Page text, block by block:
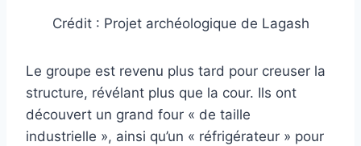
Crédit : Projet archéologique de Lagash
Le groupe est revenu plus tard pour creuser la
structure, révélant plus que la cour. Ils ont
découvert un grand four « de taille
industrielle », ainsi qu’un « réfrigérateur » pour